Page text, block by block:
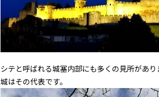
シテと呼ばれる城塞内部にも多くの見所があ
城はその代表です。